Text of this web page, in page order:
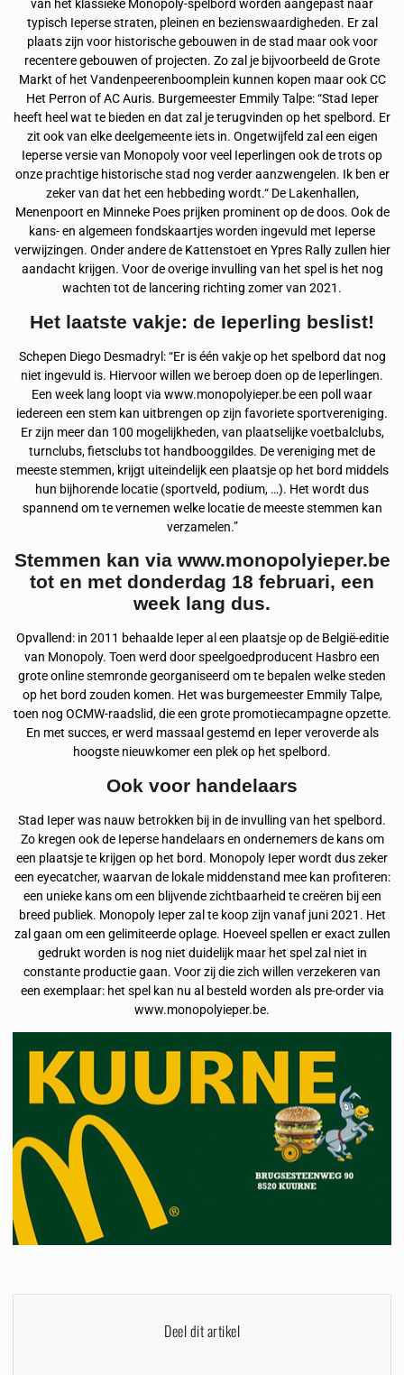
van het klassieke Monopoly-spelbord worden aangepast naar
typisch Ieperse straten, pleinen en bezienswaardigheden. Er zal
plaats zijn voor historische gebouwen in de stad maar ook voor
recentere gebouwen of projecten. Zo zal je bijvoorbeeld de Grote
Markt of het Vandenpeerenboomplein kunnen kopen maar ook CC
Het Perron of AC Auris. Burgemeester Emmily Talpe: “Stad Ieper
heeft heel wat te bieden en dat zal je terugvinden op het spelbord. Er
zit ook van elke deelgemeente iets in. Ongetwijfeld zal een eigen
Ieperse versie van Monopoly voor veel Ieperlingen ook de trots op
onze prachtige historische stad nog verder aanzwengelen. Ik ben er
zeker van dat het een hebbeding wordt.“ De Lakenhallen,
Menenpoort en Minneke Poes prijken prominent op de doos. Ook de
kans- en algemeen fondskaartjes worden ingevuld met Ieperse
verwijzingen. Onder andere de Kattenstoet en Ypres Rally zullen hier
aandacht krijgen. Voor de overige invulling van het spel is het nog
wachten tot de lancering richting zomer van 2021.
Het laatste vakje: de Ieperling beslist!
Schepen Diego Desmadryl: “Er is één vakje op het spelbord dat nog
niet ingevuld is. Hiervoor willen we beroep doen op de Ieperlingen.
Een week lang loopt via www.monopolyieper.be een poll waar
iedereen een stem kan uitbrengen op zijn favoriete sportvereniging.
Er zijn meer dan 100 mogelijkheden, van plaatselijke voetbalclubs,
turnclubs, fietsclubs tot handbooggildes. De vereniging met de
meeste stemmen, krijgt uiteindelijk een plaatsje op het bord middels
hun bijhorende locatie (sportveld, podium, …). Het wordt dus
spannend om te vernemen welke locatie de meeste stemmen kan
verzamelen.”
Stemmen kan via www.monopolyieper.be
tot en met donderdag 18 februari, een
week lang dus.
Opvallend: in 2011 behaalde Ieper al een plaatsje op de België-editie
van Monopoly. Toen werd door speelgoedproducent Hasbro een
grote online stemronde georganiseerd om te bepalen welke steden
op het bord zouden komen. Het was burgemeester Emmily Talpe,
toen nog OCMW-raadslid, die een grote promotiecampagne opzette.
En met succes, er werd massaal gestemd en Ieper veroverde als
hoogste nieuwkomer een plek op het spelbord.
Ook voor handelaars
Stad Ieper was nauw betrokken bij in de invulling van het spelbord.
Zo kregen ook de Ieperse handelaars en ondernemers de kans om
een plaatsje te krijgen op het bord. Monopoly Ieper wordt dus zeker
een eyecatcher, waarvan de lokale middenstand mee kan profiteren:
een unieke kans om een blijvende zichtbaarheid te creëren bij een
breed publiek. Monopoly Ieper zal te koop zijn vanaf juni 2021. Het
zal gaan om een gelimiteerde oplage. Hoeveel spellen er exact zullen
gedrukt worden is nog niet duidelijk maar het spel zal niet in
constante productie gaan. Voor zij die zich willen verzekeren van
een exemplaar: het spel kan nu al besteld worden als pre-order via
www.monopolyieper.be.
Deel dit artikel